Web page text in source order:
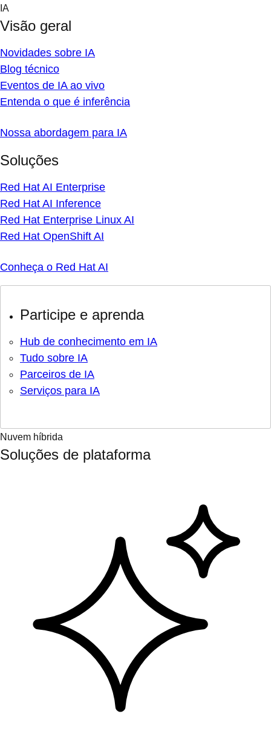
Skip
content
IA
Visão geral
Novidades sobre IA
Blog técnico
Eventos de IA ao vivo
Entenda o que é inferência
Nossa abordagem para IA
Soluções
Red Hat AI Enterprise
Red Hat AI Inference
Red Hat Enterprise Linux AI
Red Hat OpenShift AI
Conheça o Red Hat AI
Participe e aprenda
Hub de conhecimento em IA
Tudo sobre IA
Parceiros de IA
Serviços para IA
Nuvem híbrida
Soluções de plataforma